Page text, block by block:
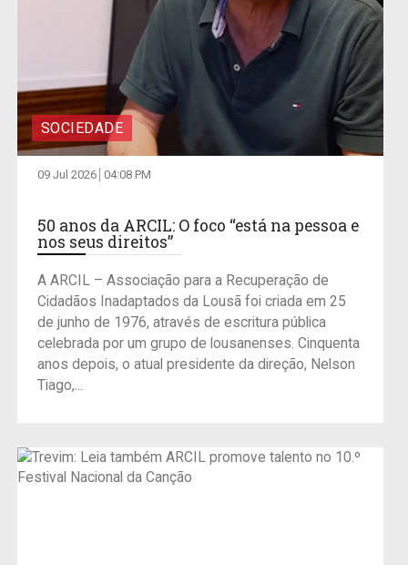
SOCIEDADE
09 Jul 2026 04:08 PM
50 anos da ARCIL: O foco “está na pessoa e
nos seus direitos”
A ARCIL – Associação para a Recuperação de
Cidadãos Inadaptados da Lousã foi criada em 25
de junho de 1976, através de escritura pública
celebrada por um grupo de lousanenses. Cinquenta
anos depois, o atual presidente da direção, Nelson
Tiago,...